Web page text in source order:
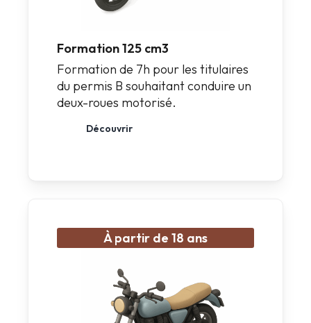
Formation 125 cm3
Formation de 7h pour les titulaires
du permis B souhaitant conduire un
deux-roues motorisé.
Découvrir
À partir de 18 ans